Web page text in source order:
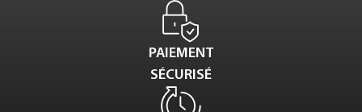
PAIEMENT
SÉCURISÉ